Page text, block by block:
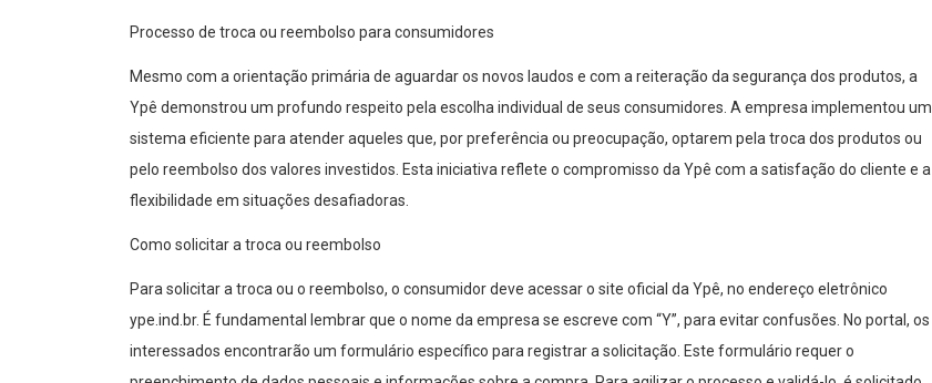
Processo de troca ou reembolso para consumidores
Mesmo com a orientação primária de aguardar os novos laudos e com a reiteração da segurança dos produtos, a
Ypê demonstrou um profundo respeito pela escolha individual de seus consumidores. A empresa implementou um
sistema eficiente para atender aqueles que, por preferência ou preocupação, optarem pela troca dos produtos ou
pelo reembolso dos valores investidos. Esta iniciativa reflete o compromisso da Ypê com a satisfação do cliente e a
flexibilidade em situações desafiadoras.
Como solicitar a troca ou reembolso
Para solicitar a troca ou o reembolso, o consumidor deve acessar o site oficial da Ypê, no endereço eletrônico
ype.ind.br. É fundamental lembrar que o nome da empresa se escreve com “Y”, para evitar confusões. No portal, os
interessados encontrarão um formulário específico para registrar a solicitação. Este formulário requer o